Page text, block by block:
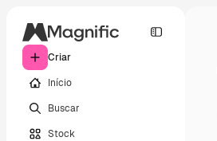
Criar
Início
Buscar
Stock